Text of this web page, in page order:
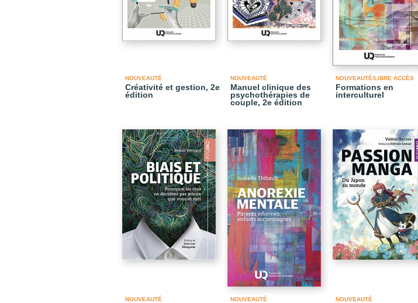
NOUVEAUTÉ
Créativité et gestion, 2e
édition
NOUVEAUTÉ
Manuel clinique des
psychothérapies de
couple, 2e édition
NOUVEAUTÉ/LIBRE ACCÈS
Formations en
interculturel
NOUVEAUTÉ NOUVEAUTÉ NOUVEAUTÉ